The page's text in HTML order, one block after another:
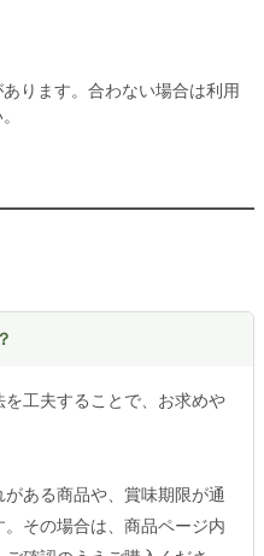
ります。合わない場合は利用
工夫することで、お求めや
ある商品や、賞味期限が通
その場合は、商品ページ内